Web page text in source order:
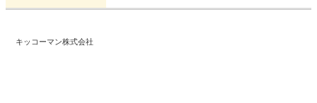
キッコーマン株式会社